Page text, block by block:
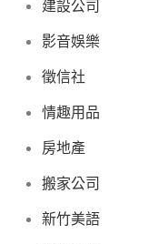
建設公司
影音娛樂
徵信社
情趣用品
房地產
搬家公司
新竹美語